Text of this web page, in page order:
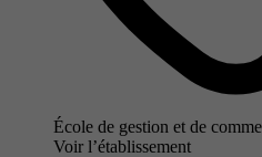
École de gestion et de
Voir l’établissement